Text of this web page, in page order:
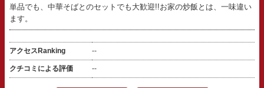
単品でも、中華そばとのセットでも大歓迎!!お家の炒飯とは、一味違い
ます。
アクセスRanking --
クチコミによる評価 --